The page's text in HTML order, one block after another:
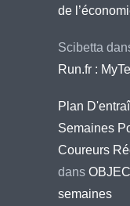
de
Scibetta
Run.fr :
Plan
Semaines
Coureurs
dans
semaines